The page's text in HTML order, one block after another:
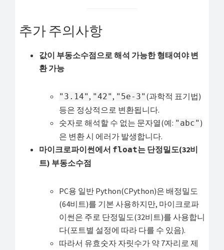
추가 주의사항
값이 부동소수점으로 해석 가능한 형태여야 변
환 가능
"3.14", "42", "5e-3" (과학적 표기법)
등은 정상적으로 변환됩니다.
숫자로 해석할 수 없는 문자열(예: "abc" )
은 변환 시 에러가 발생합니다.
마이크로파이썬에서 float는 단정밀도(32비
트) 부동소수점
PC용 일반 Python(CPython)은 배정밀도
(64비트)를 기본 사용하지만, 마이크로파
이썬은 주로 단정밀도(32비트)를 사용합니
다(포트별 설정에 따라 다를 수 있음).
따라서 유효숫자 자릿수가 약 7자리로 제